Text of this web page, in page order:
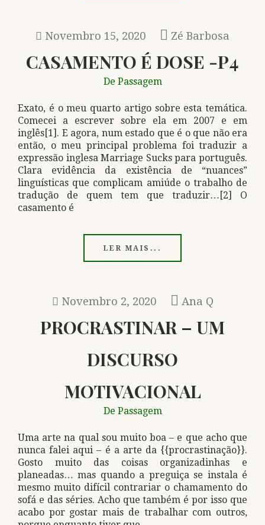
Novembro 15, 2020 Zé Barbosa
CASAMENTO É DOSE -P4
De Passagem
Exato, é o meu quarto artigo sobre esta temática.
Comecei a escrever sobre ela em 2007 e em
inglês[1]. E agora, num estado que é o que não era
então, o meu principal problema foi traduzir a
expressão inglesa Marriage Sucks para português.
Clara evidência da existência de “nuances”
linguísticas que complicam amiúde o trabalho de
tradução de quem tem que traduzir…[2] O
casamento é
LER MAIS...
Novembro 2, 2020 Ana Q
PROCRASTINAR – UM
DISCURSO
MOTIVACIONAL
De Passagem
Uma arte na qual sou muito boa – e que acho que
nunca falei aqui – é a arte da {{procrastinação}}.
Gosto muito das coisas organizadinhas e
planeadas… mas quando a preguiça se instala é
mesmo muito difícil contrariar o chamamento do
sofá e das séries. Acho que também é por isso que
acabo por gostar mais de trabalhar com outros,